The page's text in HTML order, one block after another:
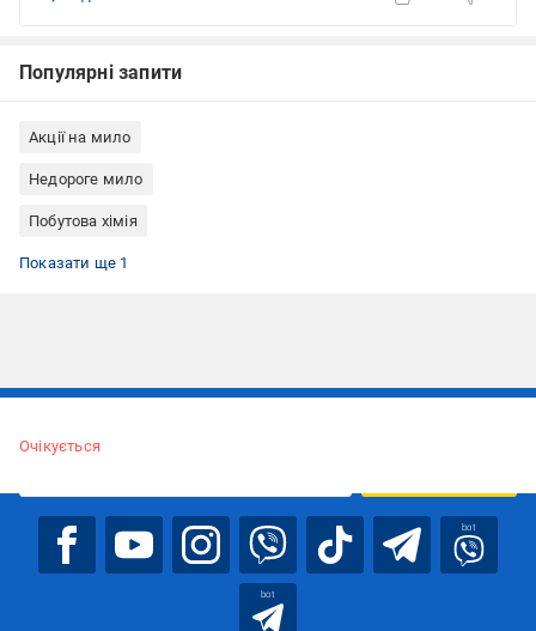
Популярні запити
Акції на мило
Недороге мило
Побутова хімія
Мило NeoCleanPro
Показати ще 1
Очікується
bot
bot